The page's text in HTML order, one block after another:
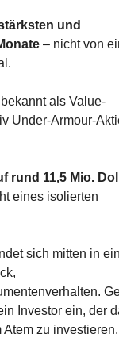
und
– nicht von
als Value-
Under-Armour-
rund 11,5 Mio.
eines isolierten
sich mitten in
Investor ein, der
zu investieren.